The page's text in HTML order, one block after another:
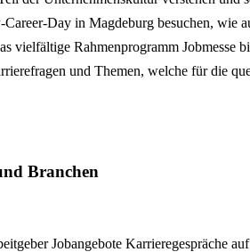
Day in Magdeburg besuchen, wie
vielfältige Rahmenprogramm
und Themen, welche für die
Branchen
Jobangebote Karrieregespräche